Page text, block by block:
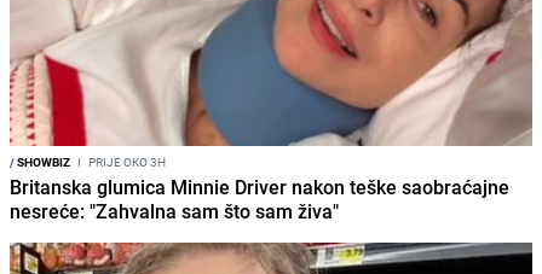
/SHOWBIZ I PRIJE OKO 3H
Britanska glumica Minnie Driver nakon teške saobraćajne
nesreće: "Zahvalna sam što sam živa"